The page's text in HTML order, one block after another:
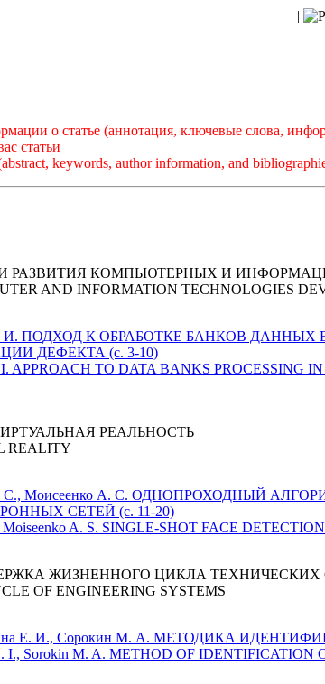
|
о статье (аннотация, ключевые слова,
статьи
keywords, author information, and
РАЗВИТИЯ КОМПЬЮТЕРНЫХ И
AND INFORMATION TECHNOLOGIES
А. И. ПОДХОД К ОБРАБОТКЕ БАНКОВ
ДЕФЕКТА (с. 3-10)
I. APPROACH TO DATA BANKS PROCESSING
РЕАЛЬНОСТЬ
REALITY
В. С., Моисеенко А. С. ОДНОПРОХОДНЫЙ
СЕТЕЙ (с. 11-20)
Moiseenko A. S. SINGLE-SHOT FACE
ЖИЗНЕННОГО ЦИКЛА ТЕХНИЧЕСКИХ
OF ENGINEERING SYSTEMS
Е. И., Сорокин М. А. МЕТОДИКА
I., Sorokin M. A. METHOD OF IDENTIFICATION